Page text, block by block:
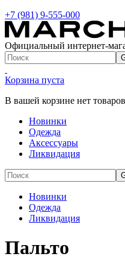
+7 (981) 9-555-000
Официальный интернет-
Корзина пуста
В вашей корзине нет
Новинки
Одежда
Аксессуары
Ликвидация
Новинки
Одежда
Ликвидация
Пальто